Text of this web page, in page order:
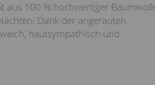
aus 100 % hochwertiger
Dank der angerauten
hautsympathisch und